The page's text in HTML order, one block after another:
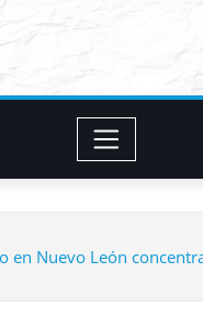
en Nuevo León